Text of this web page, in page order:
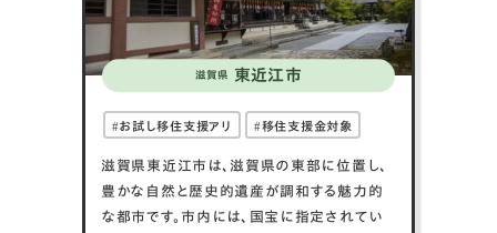
滋賀県 東近江市
お試し移住支援アリ 移住支援金対象
滋賀県東近江市は、滋賀県の東部に位置し、
豊かな自然と歴史的遺産が調和する魅力的
な都市です。市内には、国宝に指定されてい